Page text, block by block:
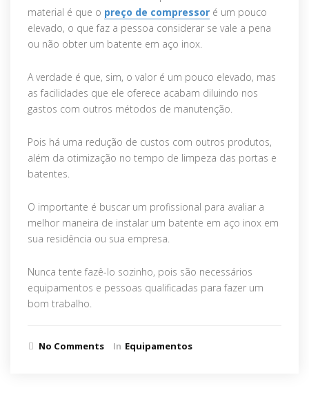
material é que o preço de compressor é um pouco
elevado, o que faz a pessoa considerar se vale a pena
ou não obter um batente em aço inox.
A verdade é que, sim, o valor é um pouco elevado, mas
as facilidades que ele oferece acabam diluindo nos
gastos com outros métodos de manutenção.
Pois há uma redução de custos com outros produtos,
além da otimização no tempo de limpeza das portas e
batentes.
O importante é buscar um profissional para avaliar a
melhor maneira de instalar um batente em aço inox em
sua residência ou sua empresa.
Nunca tente fazê-lo sozinho, pois são necessários
equipamentos e pessoas qualificadas para fazer um
bom trabalho.
No Comments In Equipamentos